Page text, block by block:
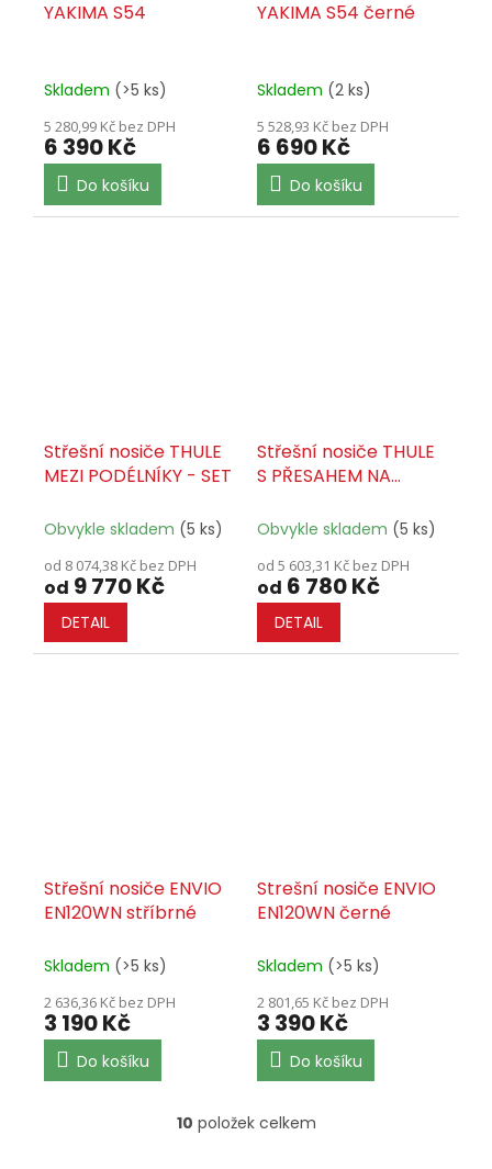
YAKIMA S54
Skladem (>5 ks)
5 280,99 Kč bez DPH
6 390 Kč
Do košíku
YAKIMA S54 černé
Skladem (2 ks)
5 528,93 Kč bez DPH
6 690 Kč
Do košíku
Střešní nosiče THULE
MEZI PODÉLNÍKY - SET
Obvykle skladem (5 ks)
od 8 074,38 Kč bez DPH
od 9 770 Kč
DETAIL
Střešní nosiče THULE
S PŘESAHEM NA
Obvykle skladem (5 ks)
od 5 603,31 Kč bez DPH
od 6 780 Kč
DETAIL
Střešní nosiče ENVIO
EN120WN stříbrné
Skladem (>5 ks)
2 636,36 Kč bez DPH
3 190 Kč
Do košíku
Strešní nosiče ENVIO
EN120WN černé
Skladem (>5 ks)
2 801,65 Kč bez DPH
3 390 Kč
Do košíku
O
10 položek celkem